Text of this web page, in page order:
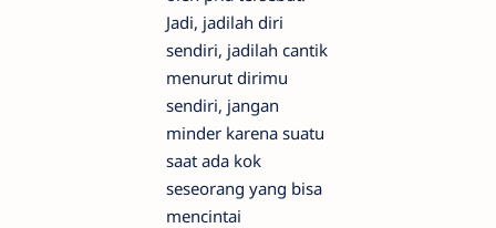
Jadi, jadilah diri
sendiri, jadilah cantik
menurut dirimu
sendiri, jangan
minder karena suatu
saat ada kok
seseorang yang bisa
mencintai